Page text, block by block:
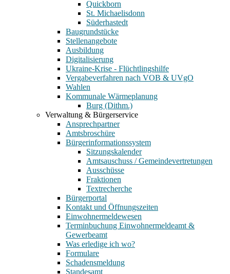
Quickborn
St. Michaelisdonn
Süderhastedt
Baugrundstücke
Stellenangebote
Ausbildung
Digitalisierung
Ukraine-Krise - Flüchtlingshilfe
Vergabeverfahren nach VOB & UVgO
Wahlen
Kommunale Wärmeplanung
Burg (Dithm.)
Verwaltung & Bürgerservice
Ansprechpartner
Amtsbroschüre
Bürgerinformationssystem
Sitzungskalender
Amtsauschuss / Gemeindevertretungen
Ausschüsse
Fraktionen
Textrecherche
Bürgerportal
Kontakt und Öffnungszeiten
Einwohnermeldewesen
Terminbuchung Einwohnermeldeamt &
Gewerbeamt
Was erledige ich wo?
Formulare
Schadensmeldung
Standesamt